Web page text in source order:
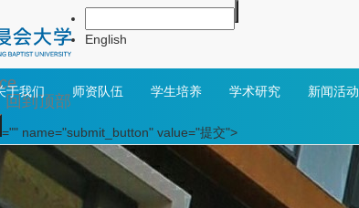
回到顶部
English
于我们 师资队伍 学生培养 学术研究 新闻活动
="" name="submit_button" value="提交">